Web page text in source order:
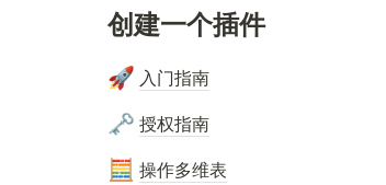
创建一个插件
🚀 入门指南
🗝️ 授权指南
🧮 操作多维表